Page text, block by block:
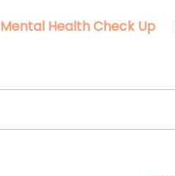
Mental Health Check Up